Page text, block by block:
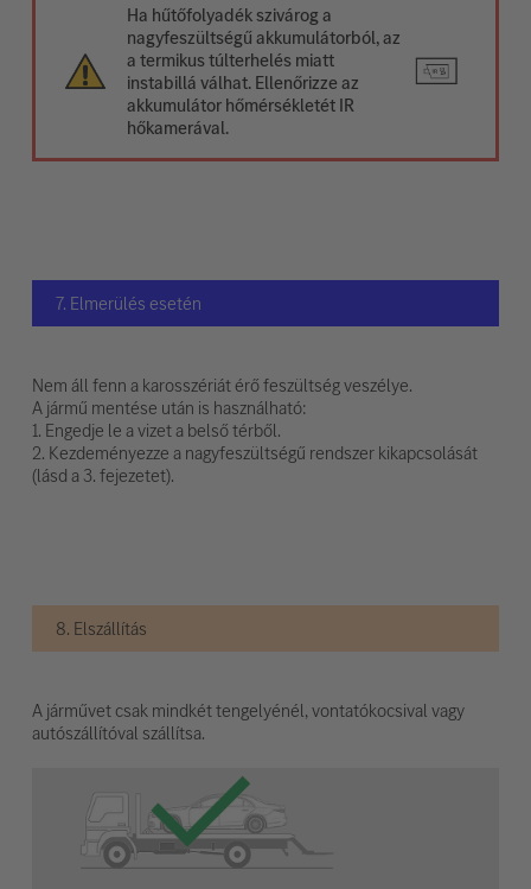
Ha hűtőfolyadék szivárog a
nagyfeszültségű akkumulátorból, az
a termikus túlterhelés miatt
instabillá válhat. Ellenőrizze az
akkumulátor hőmérsékletét IR
hőkamerával.
7. Elmerülés esetén
Nem áll fenn a karosszériát érő feszültség veszélye.
A jármű mentése után is használható:
1. Engedje le a vizet a belső térből.
2. Kezdeményezze a nagyfeszültségű rendszer kikapcsolását
(lásd a 3. fejezetet).
8. Elszállítás
A járművet csak mindkét tengelyénél, vontatókocsival vagy
autószállítóval szállítsa.